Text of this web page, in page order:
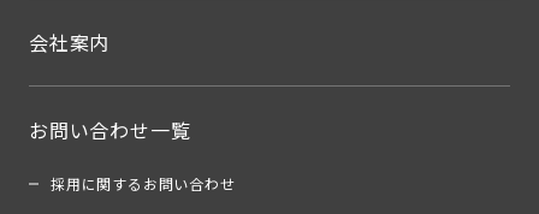
会社案内
お問い合わせ一覧
採用に関するお問い合わせ